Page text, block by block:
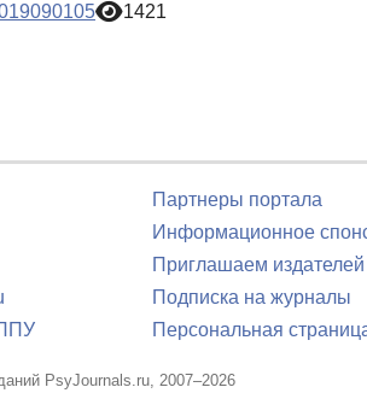
1421
Партнеры портала
Информационное
Приглашаем издателей
Подписка на журналы
Персональная
PsyJournals.ru, 2007–2026